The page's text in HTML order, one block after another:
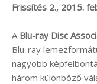
Frissítés 2., 2015.
A Blu-ray Disc
Blu-ray
nagyobb
három különböző